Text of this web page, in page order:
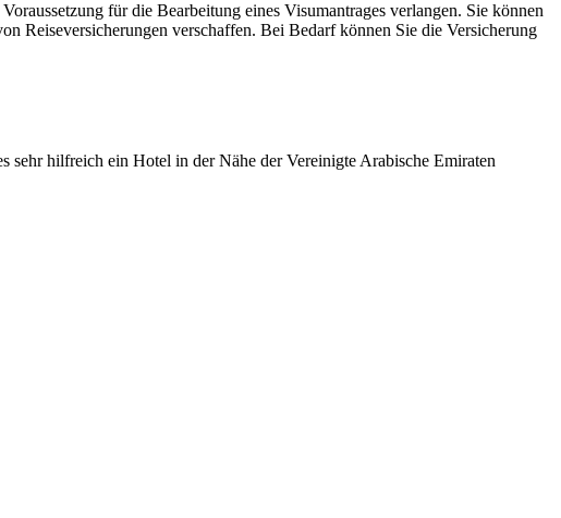
Voraussetzung für die Bearbeitung eines Visumantrages verlangen. Sie können
Reiseversicherungen verschaffen. Bei Bedarf können Sie die Versicherung
sehr hilfreich ein Hotel in der Nähe der Vereinigte Arabische Emiraten